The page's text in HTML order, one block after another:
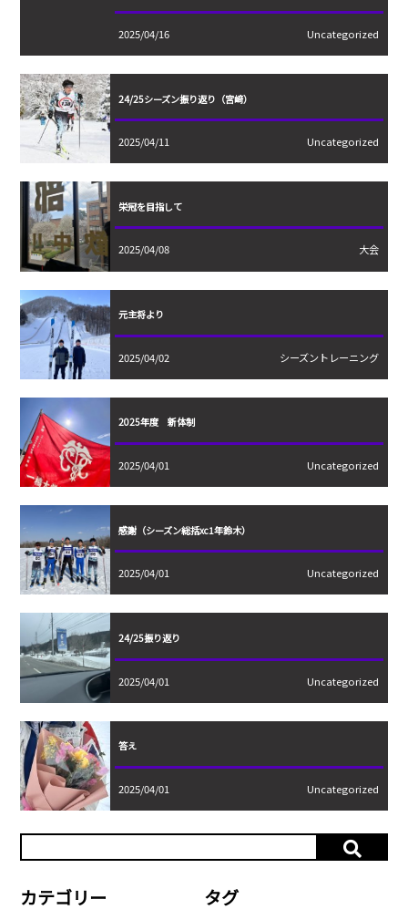
2025/04/16 Uncategorized
24/25シーズン振り返り（宮﨑）
2025/04/11 Uncategorized
栄冠を目指して
2025/04/08 大会
元主将より
2025/04/02 シーズントレーニング
2025年度 新体制
2025/04/01 Uncategorized
感謝（シーズン総括xc1年鈴木）
2025/04/01 Uncategorized
24/25振り返り
2025/04/01 Uncategorized
答え
2025/04/01 Uncategorized
カテゴリー タグ